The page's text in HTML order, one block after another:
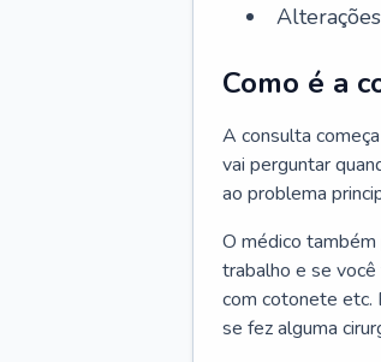
Como é a
A consulta
vai perguntar
ao problema
O médico
trabalho e se
com cotonete etc.
se fez alguma